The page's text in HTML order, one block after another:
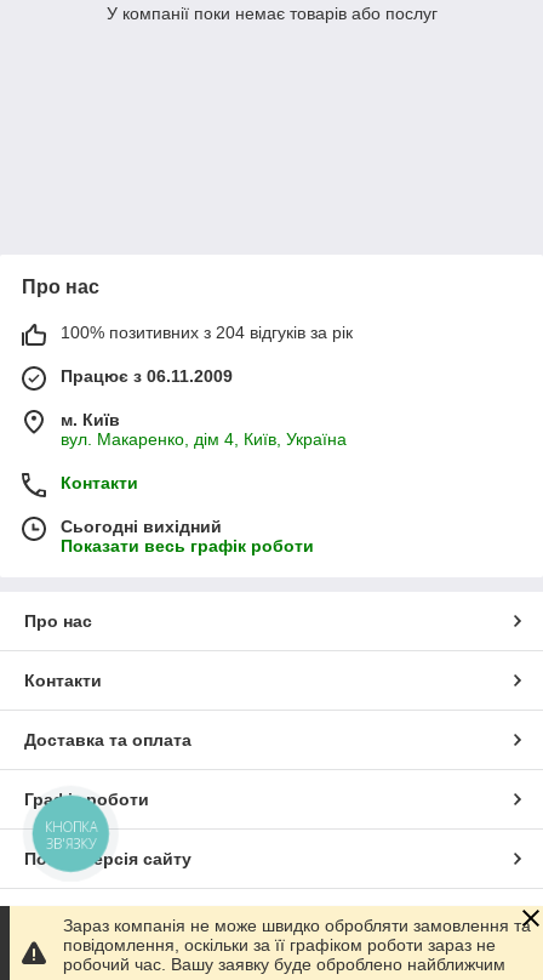
У компанії поки немає товарів або послуг
Про нас
100% позитивних з 204 відгуків за рік
Працює з 06.11.2009
м. Київ
вул. Макаренко, дім 4, Київ, Україна
Контакти
Сьогодні вихідний
Показати весь графік роботи
Про нас
Контакти
Доставка та оплата
Графік роботи
Повна версія сайту
Сайт створено на маркетплейсіProm.ua
Зараз компанія не може швидко обробляти замовлення та
повідомлення, оскільки за її графіком роботи зараз не
робочий час. Вашу заявку буде оброблено найближчим
КНОПКА
ЗВ'ЯЗКУ